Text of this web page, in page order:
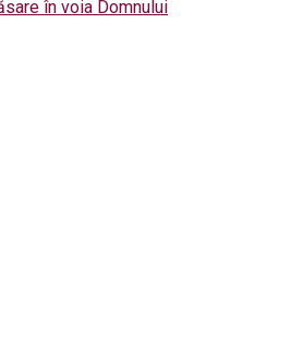
în voia Domnului